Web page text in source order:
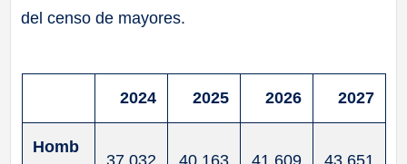
del censo de mayores.
2024 2025 2026 2027
Homb
37.032 40.163 41.609 43.651